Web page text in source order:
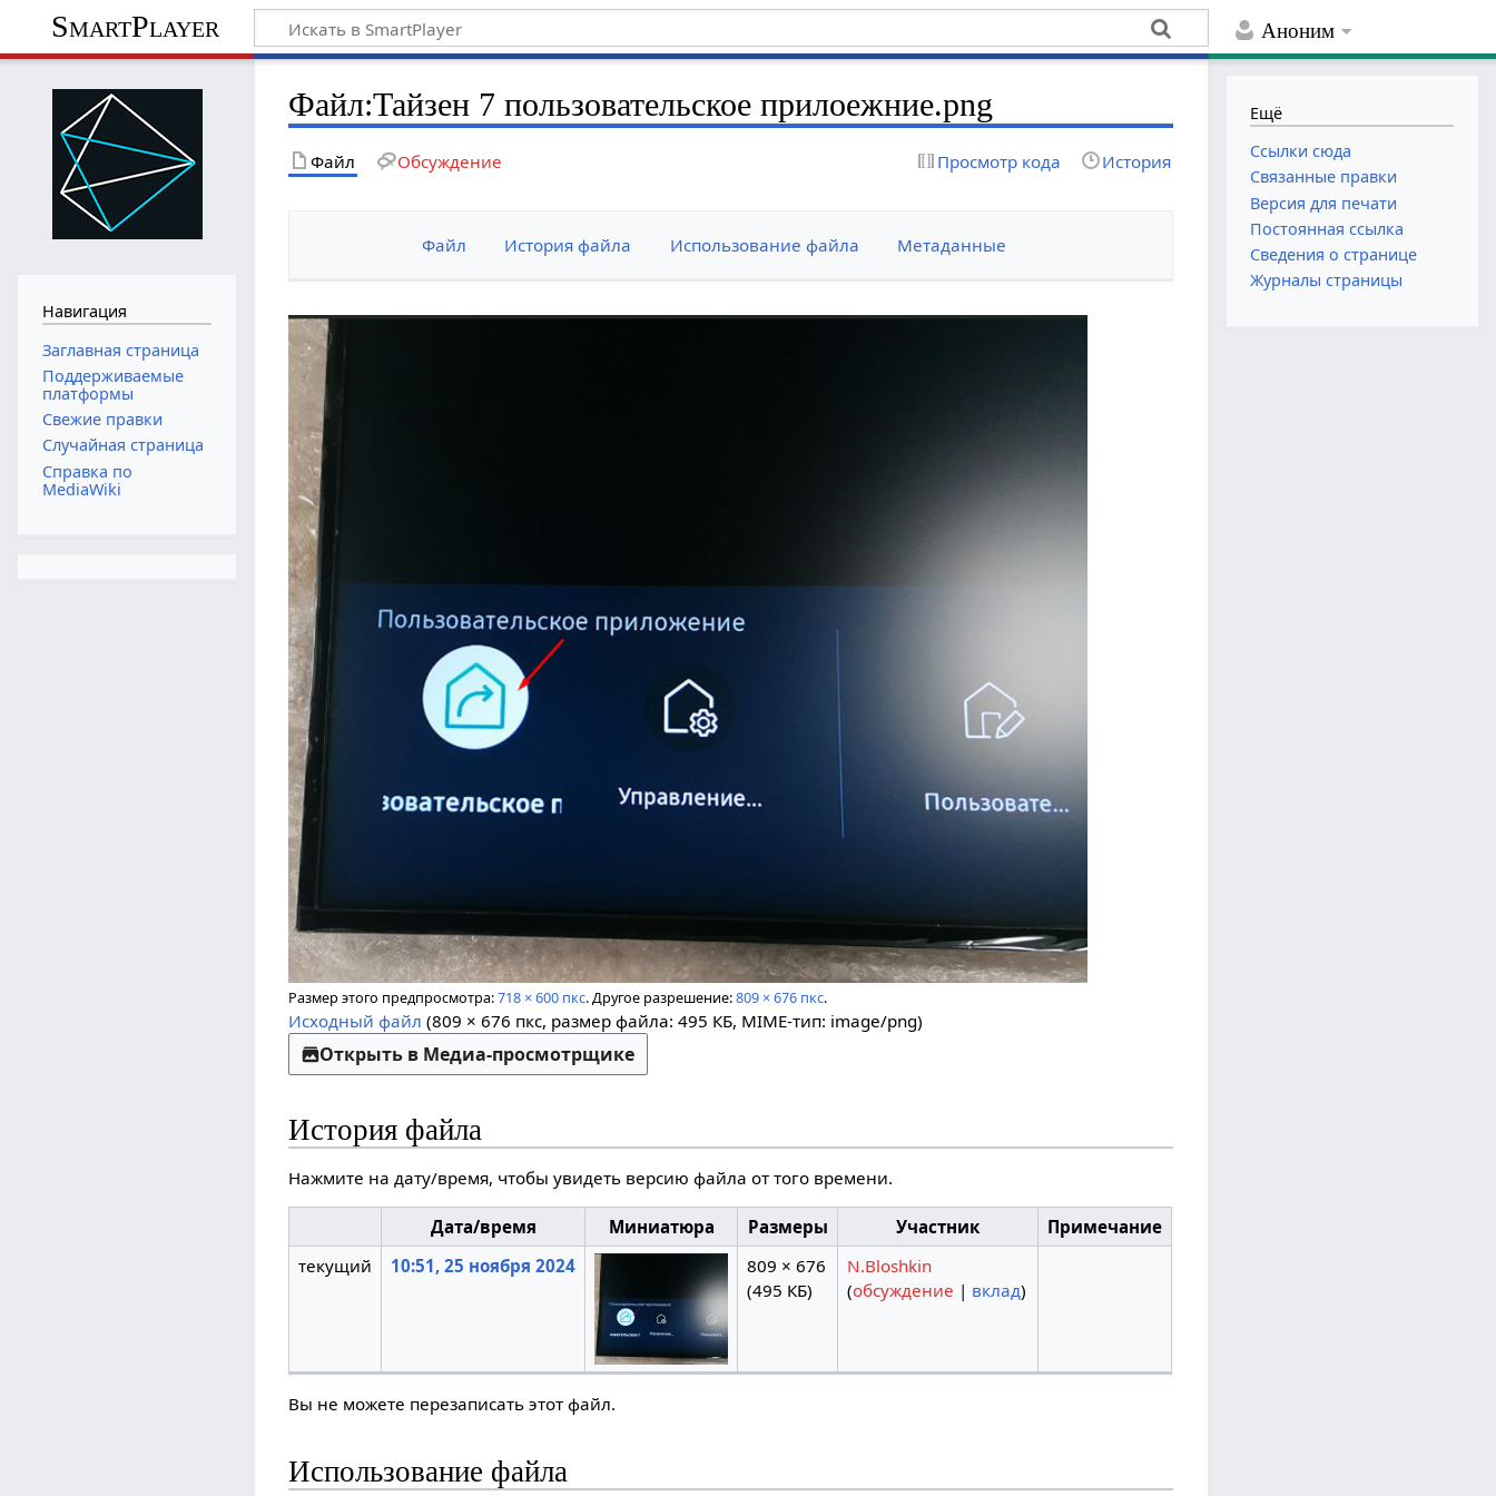
Аноним
SmartPlayer
Файл:Тайзен 7 пользовательское прилоежние.png
Файл Обсуждение Просмотр кода История
Файл История файла Использование файла Метаданные
Размер этого предпросмотра:718 × 600 пкс.Другое разрешение:809 × 676 пкс.
Исходный файл (809 × 676 пкс, размер файла: 495 КБ, MIME-тип: image/png)
Открыть в Медиа-просмотрщике
История файла
Нажмите на дату/время, чтобы увидеть версию файла от того времени.
Дата/время Миниатюра Размеры Участник
Примечание
текущий
10:51, 25 ноября 2024
809 × 676
(495 КБ)
N.Bloshkin
(обсуждение | вклад)
Вы не можете перезаписать этот файл.
Использование файла
Навигация
Заглавная страница
Поддерживаемые
платформы
Свежие правки
Случайная страница
Справка по
MediaWiki
Ещё
Ссылки сюда
Связанные правки
Версия для печати
Постоянная ссылка
Сведения о странице
Журналы страницы